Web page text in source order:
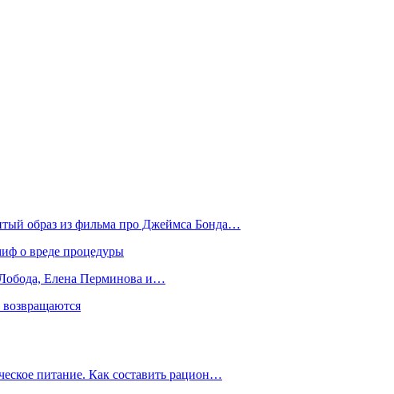
образ из фильма про Джеймса Бонда…
о вреде процедуры
Елена Перминова и…
возвращаются
питание. Как составить рацион…